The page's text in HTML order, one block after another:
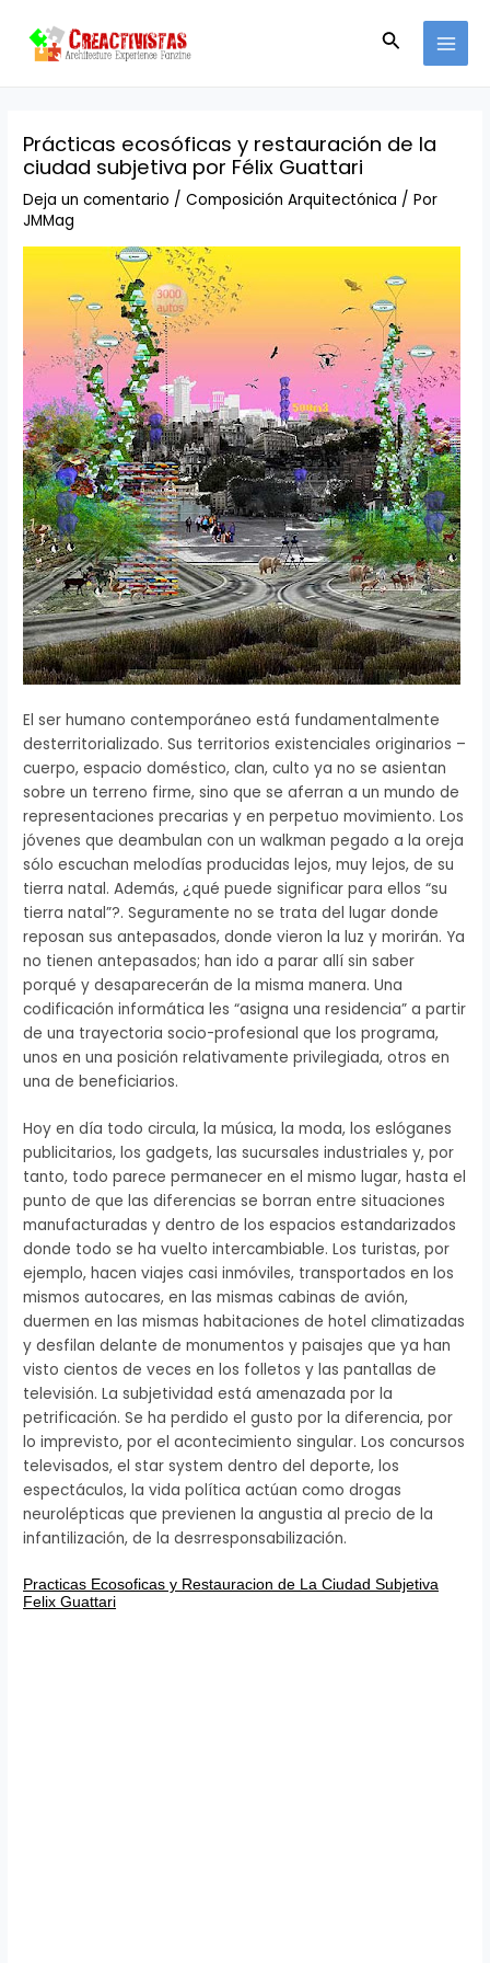
contenido
Buscar
Prácticas ecosóficas y restauración de la
ciudad subjetiva por Félix Guattari
Deja un comentario /Composición Arquitectónica / Por
JMMag
El ser humano contemporáneo está fundamentalmente
desterritorializado. Sus territorios existenciales originarios –
cuerpo, espacio doméstico, clan, culto ya no se asientan
sobre un terreno firme, sino que se aferran a un mundo de
representaciones precarias y en perpetuo movimiento. Los
jóvenes que deambulan con un walkman pegado a la oreja
sólo escuchan melodías producidas lejos, muy lejos, de su
tierra natal. Además, ¿qué puede significar para ellos “su
tierra natal”?. Seguramente no se trata del lugar donde
reposan sus antepasados, donde vieron la luz y morirán. Ya
no tienen antepasados; han ido a parar allí sin saber
porqué y desaparecerán de la misma manera. Una
codificación informática les “asigna una residencia” a partir
de una trayectoria socio-profesional que los programa,
unos en una posición relativamente privilegiada, otros en
una de beneficiarios.
Hoy en día todo circula, la música, la moda, los eslóganes
publicitarios, los gadgets, las sucursales industriales y, por
tanto, todo parece permanecer en el mismo lugar, hasta el
punto de que las diferencias se borran entre situaciones
manufacturadas y dentro de los espacios estandarizados
donde todo se ha vuelto intercambiable. Los turistas, por
ejemplo, hacen viajes casi inmóviles, transportados en los
mismos autocares, en las mismas cabinas de avión,
duermen en las mismas habitaciones de hotel climatizadas
y desfilan delante de monumentos y paisajes que ya han
visto cientos de veces en los folletos y las pantallas de
televisión. La subjetividad está amenazada por la
petrificación. Se ha perdido el gusto por la diferencia, por
lo imprevisto, por el acontecimiento singular. Los concursos
televisados, el star system dentro del deporte, los
espectáculos, la vida política actúan como drogas
neurolépticas que previenen la angustia al precio de la
infantilización, de la desrresponsabilización.
Practicas Ecosoficas y Restauracion de La Ciudad Subjetiva
Felix Guattari
de
entradas